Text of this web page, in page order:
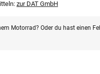
zur DAT GmbH
Motorrad? Oder du hast einen